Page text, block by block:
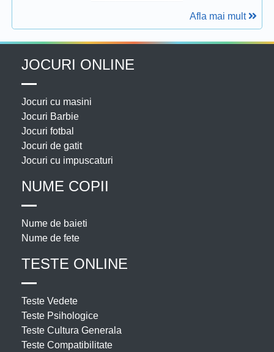
Afla mai mult
JOCURI ONLINE
Jocuri cu masini
Jocuri Barbie
Jocuri fotbal
Jocuri de gatit
Jocuri cu impuscaturi
NUME COPII
Nume de baieti
Nume de fete
TESTE ONLINE
Teste Vedete
Teste Psihologice
Teste Cultura Generala
Teste Compatibilitate